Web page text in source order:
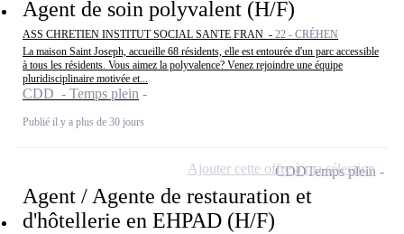
Agent de soin polyvalent (H/F)
ASS CHRETIEN INSTITUT SOCIAL SANTE FRAN - 22 - CRÉHEN
La maison Saint Joseph, accueille 68 résidents, elle est entourée d'un parc accessible
à tous les résidents. Vous aimez la polyvalence? Venez rejoindre une équipe
pluridisciplinaire motivée et...
CDD - Temps plein
Publié il y a plus de 30 jours
Agent / Agente de restauration et
d'hôtellerie en EHPAD (H/F)
CDDTemps plein
Ajouter cette offre à ma sélection